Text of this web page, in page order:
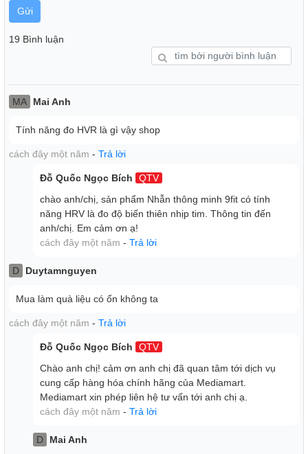
Những thông tin này giúp bạn đánh giá tình trạng sức khỏe
tổng thể, phát hiện sớm các dấu hiệu bất thường và đưa ra
các biện pháp điều chỉnh kịp thời.
Quản lý giấc ngủ hiệu quả:
giúp bạn hiểu rõ hơn về thói quen ngủ và đưa ra những lời
Gửi
19 Bình luận
MA Mai Anh
Tính năng đo HVR là gì vậy shop
cách đây một năm - Trả lời
Đỗ Quốc Ngọc Bích
QTV
chào anh/chị, sản phẩm Nhẫn thông minh 9fit có tính
năng HRV là đo độ biến thiên nhịp tim. Thông tin đến
anh/chị. Em cảm ơn ạ!
cách đây một năm - Trả lời
D Duytamnguyen
Mua làm quà liệu có ổn không ta
cách đây một năm - Trả lời
Đỗ Quốc Ngọc Bích
QTV
Chào anh chị! cảm ơn anh chị đã quan tâm tới dịch vụ
cung cấp hàng hóa chính hãng của Mediamart.
Mediamart xin phép liên hệ tư vấn tới anh chị ạ.
cách đây một năm - Trả lời
D
Mai Anh